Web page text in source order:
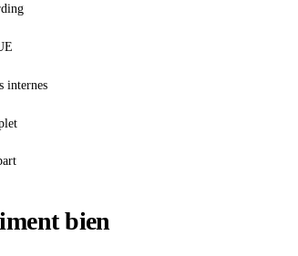
internes
bien